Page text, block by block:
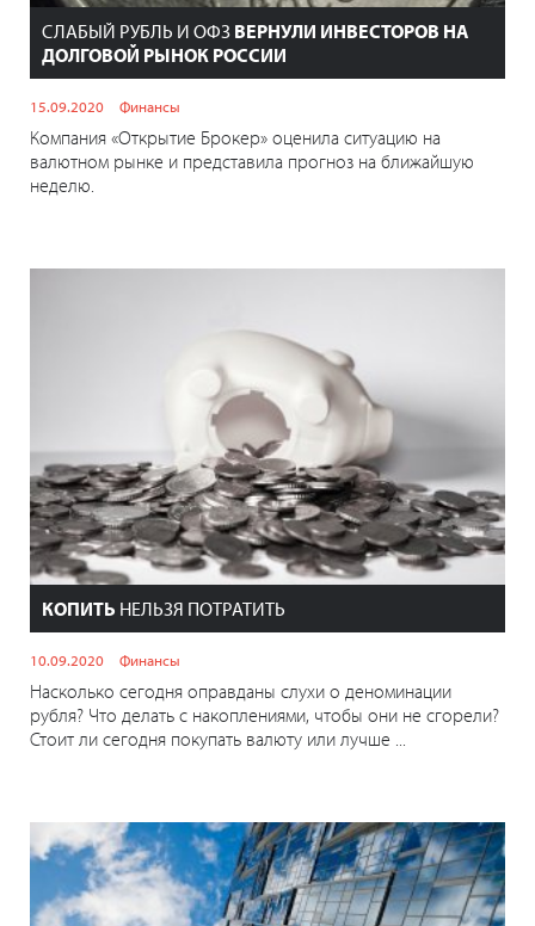
СЛАБЫЙ РУБЛЬ И ОФЗ ВЕРНУЛИ ИНВЕСТОРОВ НА
ДОЛГОВОЙ РЫНОК РОССИИ
15.09.2020 Финансы
Компания «Открытие Брокер» оценила ситуацию на
валютном рынке и представила прогноз на ближайшую
неделю.
КОПИТЬ НЕЛЬЗЯ ПОТРАТИТЬ
10.09.2020 Финансы
Насколько сегодня оправданы слухи о деноминации
рубля? Что делать с накоплениями, чтобы они не сгорели?
Стоит ли сегодня покупать валюту или лучше ...